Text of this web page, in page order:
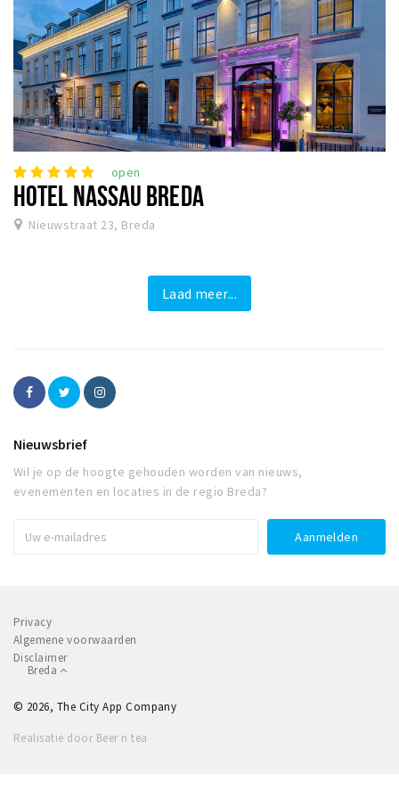
open
HOTEL NASSAU BREDA
Nieuwstraat 23, Breda
Laad meer...
Nieuwsbrief
Wil je op de hoogte gehouden worden van nieuws,
evenementen en locaties in de regio Breda?
Privacy
Algemene voorwaarden
Disclaimer
Breda
© 2026, The City App Company
Realisatie door Beer n tea